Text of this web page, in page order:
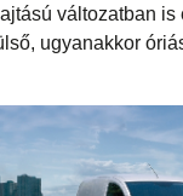
változatban
ugyanakkor